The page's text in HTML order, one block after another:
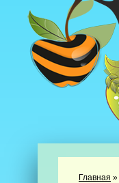
Главная »